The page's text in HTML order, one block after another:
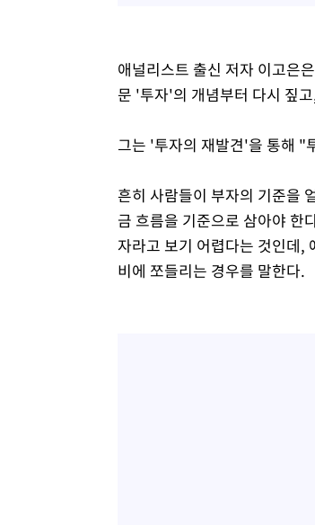
애널리스트 출신 저자 이고은
문 '투자'의 개념부터 다시 짚
그는 '투자의 재발견'을 통해 "
흔히 사람들이 부자의 기준을
금 흐름을 기준으로 삼아야 한
자라고 보기 어렵다는 것인데,
비에 쪼들리는 경우를 말한다.